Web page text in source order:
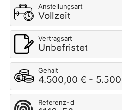
Anstellungsart
Vollzeit
Vertragsart
Unbefristet
Gehalt
4.500,00 € -
Referenz-Id